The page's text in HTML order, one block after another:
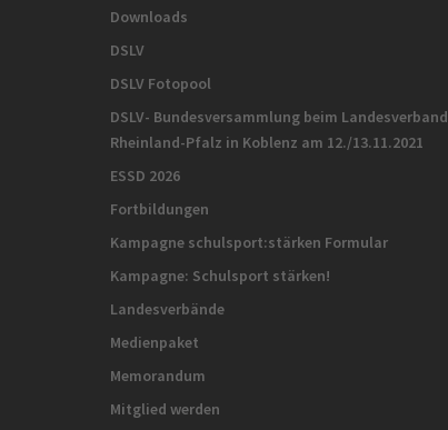
Downloads
DSLV
DSLV Fotopool
DSLV- Bundesversammlung beim Landesverband
Rheinland-Pfalz in Koblenz am 12./13.11.2021
ESSD 2026
Fortbildungen
Kampagne schulsport:stärken Formular
Kampagne: Schulsport stärken!
Landesverbände
Medienpaket
Memorandum
Mitglied werden